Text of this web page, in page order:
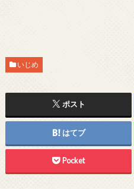
いじめ
ポスト
はてブ
Pocket